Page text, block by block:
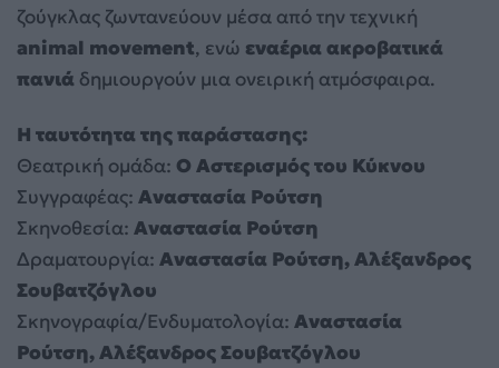
ζούγκλας ζωντανεύουν μέσα από την τεχνική
animal movement, ενώ εναέρια ακροβατικά
πανιά δημιουργούν μια ονειρική ατμόσφαιρα.
Η ταυτότητα της παράστασης:
Θεατρική ομάδα: Ο Αστερισμός του Κύκνου
Συγγραφέας: Αναστασία Ρούτση
Σκηνοθεσία: Αναστασία Ρούτση
Δραματουργία: Αναστασία Ρούτση, Αλέξανδρος
Σουβατζόγλου
Σκηνογραφία/Ενδυματολογία: Αναστασία
Ρούτση, Αλέξανδρος Σουβατζόγλου